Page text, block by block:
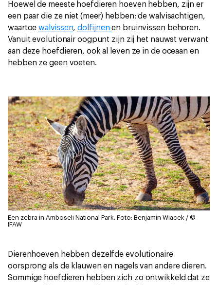
Hoewel de meeste hoefdieren hoeven hebben, zijn er
een paar die ze niet (meer) hebben: de walvisachtigen,
waartoewalvissen,dolfijnenen bruinvissen behoren.
Vanuit evolutionair oogpunt zijn zij het nauwst verwant
aan deze hoefdieren, ook al leven ze in de oceaan en
hebben ze geen voeten.
Een zebra in Amboseli National Park. Foto: Benjamin Wiacek / ©
IFAW
Dierenhoeven hebben dezelfde evolutionaire
oorsprong als de klauwen en nagels van andere dieren.
Sommige hoefdieren hebben zich zo ontwikkeld dat ze